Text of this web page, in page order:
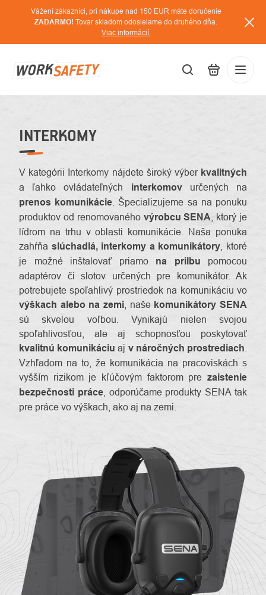
Vážení zákazníci, pri nákupe nad 150 EUR máte doručenie
ZADARMO! Tovar skladom odosielame do druhého dňa.
Viac informácií.
INTERKOMY
V kategórii Interkomy nájdete široký výber kvalitných
a ľahko ovládateľných interkomovurčených na
prenos komunikácie . Špecializujeme sa na ponuku
produktov od renomovaného výrobcu SENA , ktorý je
lídrom na trhu v oblasti komunikácie. Naša ponuka
zahŕňa slúchadlá, interkomy a komunikátory , ktoré
je možné inštalovať priamo na prilbu pomocou
adaptérov či slotov určených pre komunikátor. Ak
potrebujete spoľahlivý prostriedok na komunikáciu vo
výškach alebo na zemi , naše komunikátory SENA
sú skvelou voľbou. Vynikajú nielen svojou
spoľahlivosťou, ale aj schopnosťou poskytovať
kvalitnú komunikáciu aj v náročných prostrediach
Vzhľadom na to, že komunikácia na pracoviskách s
vyšším rizikom je kľúčovým faktorom pre zaistenie
bezpečnosti práce, odporúčame produkty SENA tak
pre práce vo výškach, ako aj na zemi.